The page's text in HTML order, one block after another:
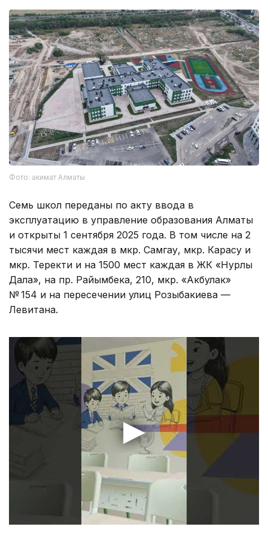
Фото: акимат Алматы
Семь школ переданы по акту ввода в
эксплуатацию в управление образования Алматы
и открыты 1 сентября 2025 года. В том числе на 2
тысячи мест каждая в мкр. Самгау, мкр. Карасу и
мкр. Теректи и на 1500 мест каждая в ЖК «Нурлы
Дала», на пр. Райымбека, 210, мкр. «Акбулак»
№ 154 и на пересечении улиц Розыбакиева —
Левитана.